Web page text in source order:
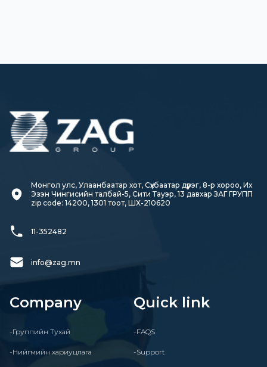
Монгол улс, Улаанбаатар хот, Сүхбаатар дүүрэг, 8-р хороо, Их
Эзэн Чингисийн талбай-5, Сити Тауэр, 13 давхар ЗАГ ГРУПП
zip code: 14200, 1301 тоот, ШХ-210620
11-352482
info@zag.mn
Company
-Группийн Тухай
-Нийгмийн хариуцлага
Quick link
-FAQS
-Support